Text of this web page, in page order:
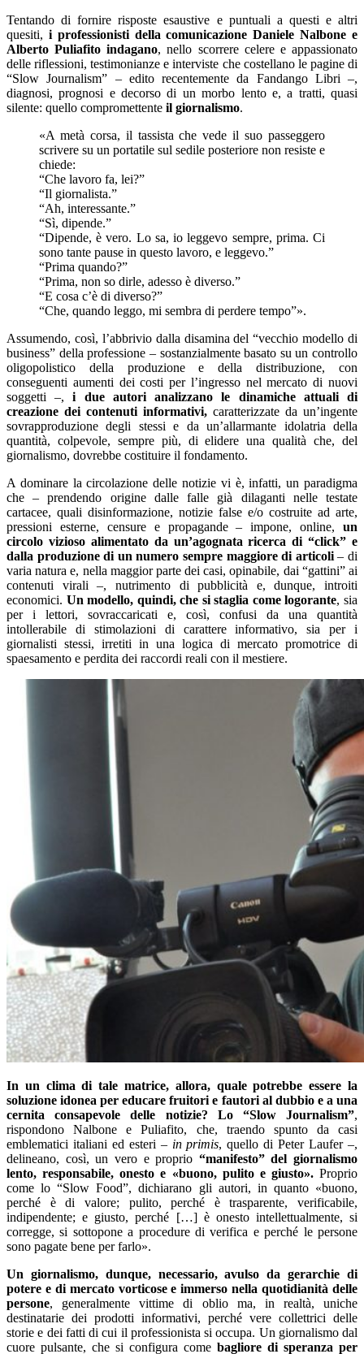
Tentando di fornire risposte esaustive e puntuali a questi e altri
quesiti, i professionisti della comunicazione Daniele Nalbone e
Alberto Puliafito indagano, nello scorrere celere e appassionato
delle riflessioni, testimonianze e interviste che costellano le pagine di
“Slow Journalism” – edito recentemente da Fandango Libri –,
diagnosi, prognosi e decorso di un morbo lento e, a tratti, quasi
silente: quello compromettente il giornalismo.
«A metà corsa, il tassista che vede il suo passeggero
scrivere su un portatile sul sedile posteriore non resiste e
chiede:
“Che lavoro fa, lei?”
“Il giornalista.”
“Ah, interessante.”
“Sì, dipende.”
“Dipende, è vero. Lo sa, io leggevo sempre, prima. Ci
sono tante pause in questo lavoro, e leggevo.”
“Prima quando?”
“Prima, non so dirle, adesso è diverso.”
“E cosa c’è di diverso?”
“Che, quando leggo, mi sembra di perdere tempo”».
Assumendo, così, l’abbrivio dalla disamina del “vecchio modello di
business” della professione – sostanzialmente basato su un controllo
oligopolistico della produzione e della distribuzione, con
conseguenti aumenti dei costi per l’ingresso nel mercato di nuovi
soggetti –,i due autori analizzano le dinamiche attuali di
creazione dei contenuti informativi, caratterizzate da un’ingente
sovrapproduzione degli stessi e da un’allarmante idolatria della
quantità, colpevole, sempre più, di elidere una qualità che, del
giornalismo, dovrebbe costituire il fondamento.
A dominare la circolazione delle notizie vi è, infatti, un paradigma
che – prendendo origine dalle falle già dilaganti nelle testate
cartacee, quali disinformazione, notizie false e/o costruite ad arte,
pressioni esterne, censure e propagande – impone, online, un
circolo vizioso alimentato da un’agognata ricerca di “click” e
dalla produzione di un numero sempre maggiore di articoli– di
varia natura e, nella maggior parte dei casi, opinabile, dai “gattini” ai
contenuti virali –, nutrimento di pubblicità e, dunque, introiti
economici. Un modello, quindi, che si staglia come logorante, sia
per i lettori, sovraccaricati e, così, confusi da una quantità
intollerabile di stimolazioni di carattere informativo, sia per i
giornalisti stessi, irretiti in una logica di mercato promotrice di
spaesamento e perdita dei raccordi reali con il mestiere.
In un clima di tale matrice, allora, quale potrebbe essere la
soluzione idonea per educare fruitori e fautori al dubbio e a una
cernita consapevole delle notizie? Lo “Slow Journalism”,
rispondono Nalbone e Puliafito, che, traendo spunto da casi
emblematici italiani ed esteri – in primis, quello di Peter Laufer –,
delineano, così, un vero e proprio “manifesto” del giornalismo
lento, responsabile, onesto e «buono, pulito e giusto».Proprio
come lo “Slow Food”, dichiarano gli autori, in quanto «buono,
perché è di valore; pulito, perché è trasparente, verificabile,
indipendente; e giusto, perché […] è onesto intellettualmente, si
corregge, si sottopone a procedure di verifica e perché le persone
sono pagate bene per farlo».
Un giornalismo, dunque, necessario, avulso da gerarchie di
potere e di mercato vorticose e immerso nella quotidianità delle
persone, generalmente vittime di oblio ma, in realtà, uniche
destinatarie dei prodotti informativi, perché vere collettrici delle
storie e dei fatti di cui il professionista si occupa. Un giornalismo dal
cuore pulsante, che si configura come bagliore di speranza per